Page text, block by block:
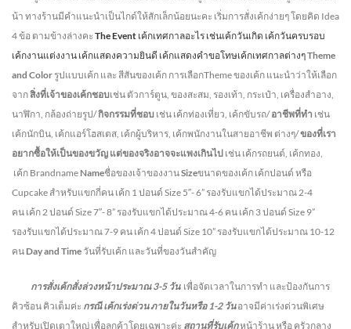
น้า ทางร้านมีคำแนะนำเป็นไกด์ให้สักเล็กน้อยนะคะ เริ่มการสั่งเค้กง่ายๆ โดยคิด Idea
4 ข้อ ตามข้างล่างคะ The Event เค้กเทศกาลอะไร เช่นเค้กวันเกิด เค้กวันครบรอบ
เค้กงานแต่งงาน เค้กแสดงความยินดี เค้กแสดงคำขอโทษเค้กเทศกาลต่างๆTheme
and Color รูปแบบเค้ก และ สีสันของเค้ก การเลือกTheme ของเค้ก แนะนำว่าให้เลือก
จากสิ่งที่เจ้าของเค้กชอบเช่น ตัวการ์ตูน, ของสะสม, รองเท้า, กระเป๋า, เครื่องสำอาง,
นาฬิกา, กล้องถ่ายรูป/กิจกรรมที่ชอบ เช่น เค้กท่องเที่ยว, เค้กขับรถ/อาชีพที่ทำ เช่น
เค้กนักบิน, เค้กแอร์โฮสเตส, เค้กผู้บริหาร, เค้กพนักงานในสายอาชีพ ต่างๆ/ของที่เรา
อยากซื้อให้เป็นของขวัญ แต่ของจริงอาจจะแพงเกินไป เช่น เค้กรถยนต์, เค้กทอง,
เค้ก Brandname Nameชื่อของเจ้าของงานSizeขนาดของเค้ก เค้กปอนด์ หรือ
Cupcake สำหรับแขกกี่คน เค้ก 1 ปอนด์ Size 5″- 6” รองรับแขกได้ประมาณ 2-4
คน เค้ก 2 ปอนด์ Size 7″- 8” รองรับแขกได้ประมาณ 4-6 คน เค้ก 3 ปอนด์ Size 9”
รองรับแขกได้ประมาณ 7-9 คน เค้ก 4 ปอนด์ Size 10” รองรับแขกได้ประมาณ 10-12
คน Day and Time วันที่รับเค้ก และวันที่ของวันสำคัญ
การสั่งเค้กสั่งล่วงหน้าประมาณ3-5 วัน เพื่อจัดเวลาในการทำ และป้องกันการ
คิวซ้อน คิวเต็มค่ะ กรณี เค้กเร่งด่วนภายในวันหรือ1-2 วัน อาจมีค่าเร่งด่วนพิเศษ
สำหรับเปิดเตาใหญ่ เพื่อลูกค้าโดยเฉพาะค่ะ สถานที่รับเค้กหน้าร้าน หรือ ครัวกลาง